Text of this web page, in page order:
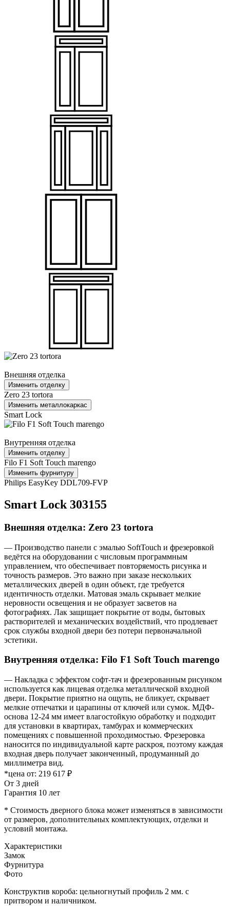
Внешняя отделка
Изменить отделку
Zero 23 tortora
Изменить металлокаркас
Smart Lock
Внутренняя отделка
Изменить отделку
Filo F1 Soft Touch marengo
Изменить фурнитуру
Philips EasyKey DDL709-FVP
Smart Lock 303155
Внешняя отделка: Zero 23 tortora
— Производство панели с эмалью SoftTouch и фрезеровкой
ведётся на оборудовании с числовым программным
управлением, что обеспечивает повторяемость рисунка и
точность размеров. Это важно при заказе нескольких
металлических дверей в один объект, где требуется
идентичность отделки. Матовая эмаль скрывает мелкие
неровности освещения и не образует засветов на
фотографиях. Лак защищает покрытие от воды, бытовых
растворителей и механических воздействий, что продлевает
срок службы входной двери без потери первоначальной
эстетики.
Внутренняя отделка: Filo F1 Soft Touch marengo
— Накладка с эффектом софт-тач и фрезерованным рисунком
используется как лицевая отделка металлической входной
двери. Покрытие приятно на ощупь, не бликует, скрывает
мелкие отпечатки и царапины от ключей или сумок. МДФ-
основа 12-24 мм имеет влагостойкую обработку и подходит
для установки в квартирах, тамбурах и коммерческих
помещениях с повышенной проходимостью. Фрезеровка
наносится по индивидуальной карте раскроя, поэтому каждая
входная дверь получает законченный, продуманный до
миллиметра вид.
*цена от: 219 617 ₽
От 3 дней
Гарантия 10 лет
* Стоимость дверного блока может изменяться в зависимости
от размеров, дополнительных комплектующих, отделки и
условий монтажа.
Характеристики
Замок
Фурнитура
Фото
Конструктив короба: цельногнутый профиль 2 мм. с
притвором и наличником.